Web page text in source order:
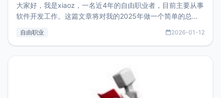
大家好，我是xiaoz，一名近4年的自由职业者，目前主要从事
软件开发工作。这篇文章将对我的2025年做一个简单的总
收入下降20%，但却过得很充实，2026年不求突破，但求保
自由职业 2026-01-12